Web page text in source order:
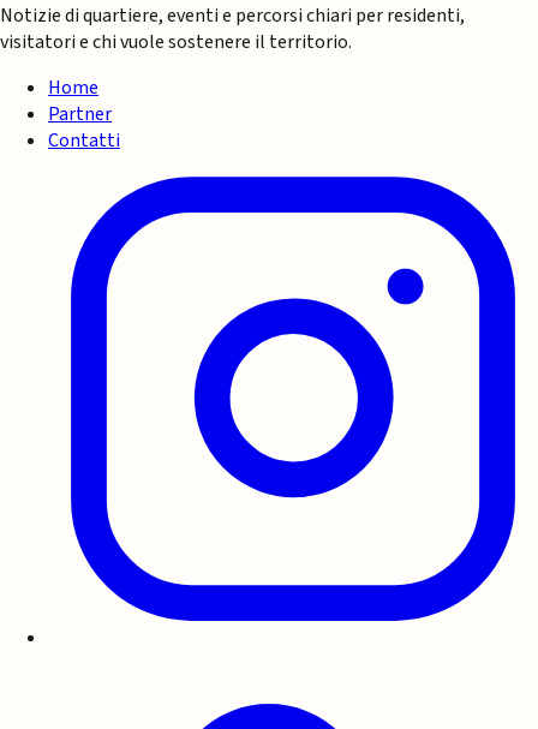
Notizie di quartiere, eventi e percorsi chiari per residenti,
visitatori e chi vuole sostenere il territorio.
Home
Partner
Contatti